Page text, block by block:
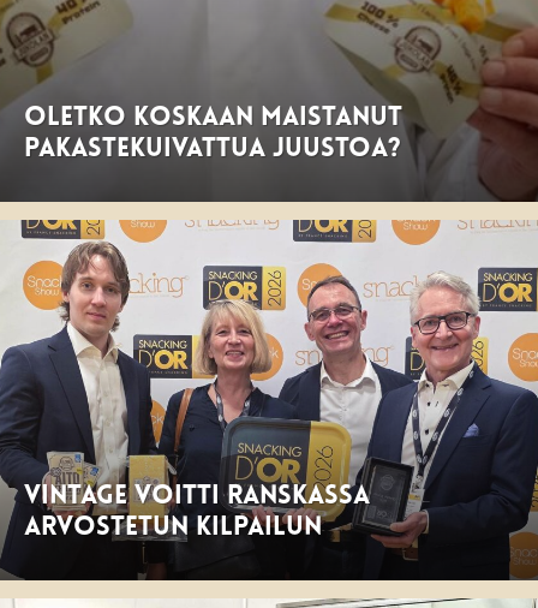
Oletko koskaan maistanut
pakastekuivattua juustoa?
Vintage voitti Ranskassa
arvostetun kilpailun